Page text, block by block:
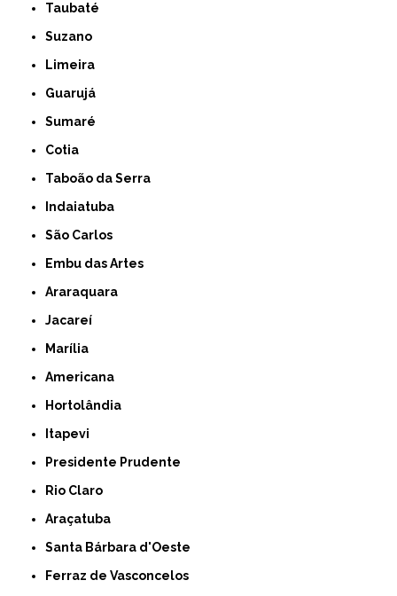
Taubaté
Suzano
Limeira
Guarujá
Sumaré
Cotia
Taboão da Serra
Indaiatuba
São Carlos
Embu das Artes
Araraquara
Jacareí
Marília
Americana
Hortolândia
Itapevi
Presidente Prudente
Rio Claro
Araçatuba
Santa Bárbara d'Oeste
Ferraz de Vasconcelos